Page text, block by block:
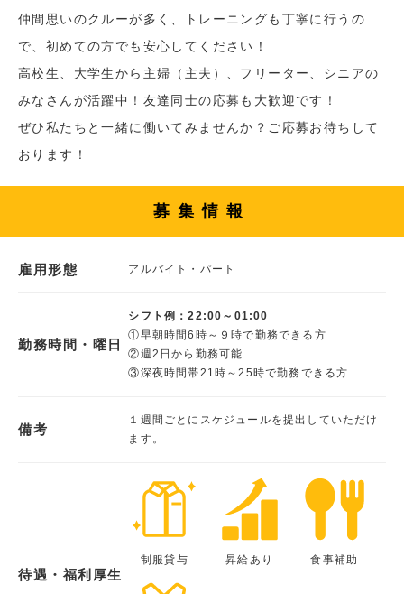
仲間思いのクルーが多く、トレーニングも丁寧に行うの
で、初めての方でも安心してください！
高校生、大学生から主婦（主夫）、フリーター、シニアの
みなさんが活躍中！友達同士の応募も大歓迎です！
ぜひ私たちと一緒に働いてみませんか？ご応募お待ちして
おります！
募集情報
雇用形態 アルバイト・パート
勤務時間・曜日
シフト例：22:00～01:00
①早朝時間6時～９時で勤務できる方
②週2日から勤務可能
③深夜時間帯21時～25時で勤務できる方
備考
１週間ごとにスケジュールを提出していただけ
ます。
待遇・福利厚生
制服貸与 昇給あり 食事補助